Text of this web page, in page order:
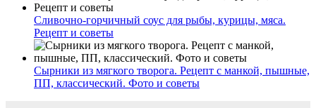
Сливочно-горчичный соус для рыбы, курицы, мяса.
Рецепт и советы
Сырники из мягкого творога. Рецепт с манкой, пышные,
ПП, классический. Фото и советы